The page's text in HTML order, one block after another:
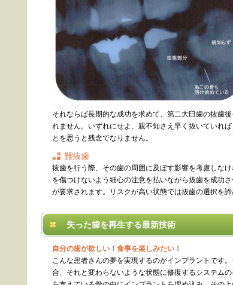
それならば長期的な成功を求めて、第二大臼歯の抜歯
れません。いずれにせよ、親不知さえ早く抜いていれ
とを思うと残念でなりません。
難抜歯
抜歯を行う際、その歯の周囲に及ぼす影響を考慮しな
を傷つけないよう細心の注意を払いながら抜歯を成功
が要求されます。リスクが高い状態では抜歯の選択を諦
失った歯を再生する最新技術
自分の歯が欲しい！食事を楽しみたい！
こんな患者さんの夢を実現するのがインプラントです
合、それと変わらないような状態に修復するシステム